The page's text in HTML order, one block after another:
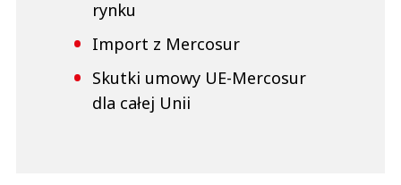
rynku
Import z Mercosur
Skutki umowy UE-Mercosur
dla całej Unii